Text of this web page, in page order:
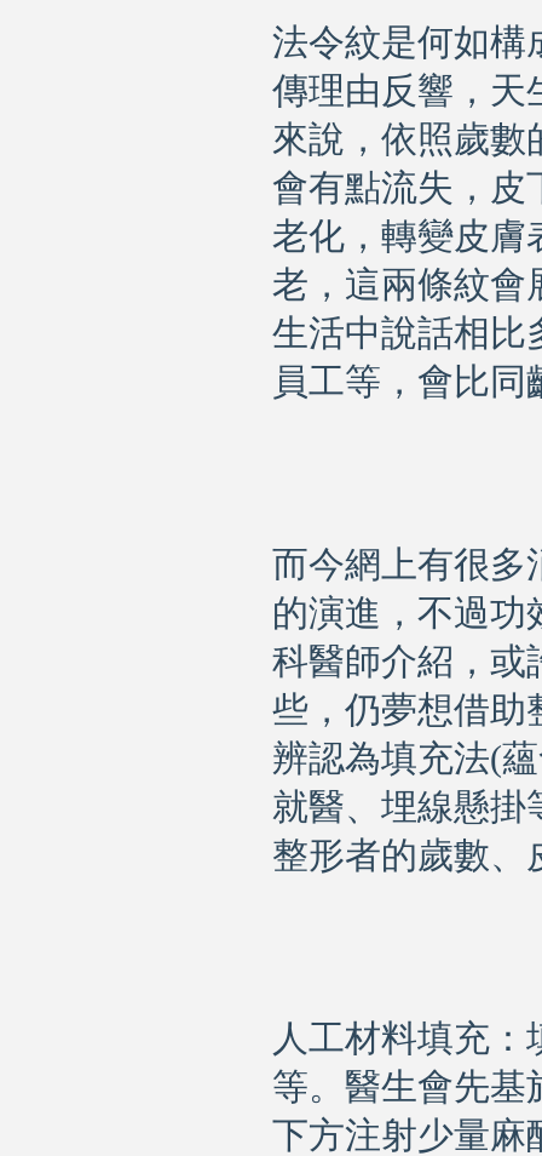
法令紋是何如構
傳理由反響，天
來說，依照歲數
會有點流失，皮
老化，轉變皮膚
老，這兩條紋會
生活中說話相比
員工等，會比
而今網上有很多
的演進，不過功
科醫師介紹，或
些，仍夢想借助
辨認為填充法(
就醫、埋線懸掛
整形者的歲數、
人工材料填充：
等。醫生會先基
下方注射少量麻